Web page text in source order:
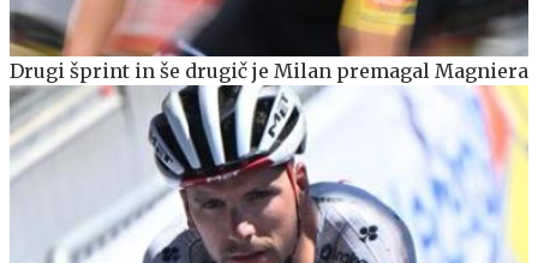
Drugi šprint in še drugič je Milan premagal Magniera